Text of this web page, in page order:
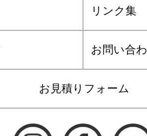
リンク集
お問い合
お見積りフォーム